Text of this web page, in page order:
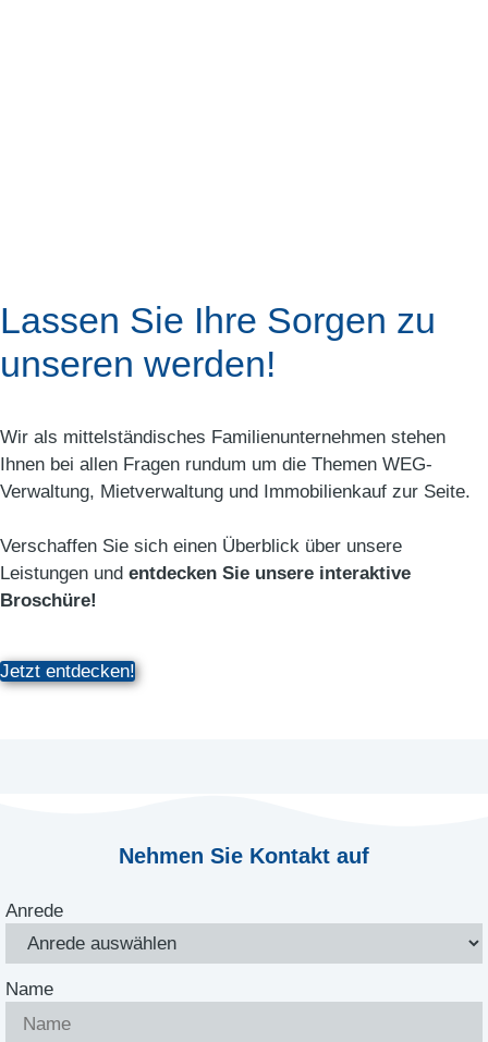
Lassen Sie Ihre Sorgen zu
unseren werden!
Wir als mittelständisches Familienunternehmen stehen
Ihnen bei allen Fragen rundum um die Themen WEG-
Verwaltung, Mietverwaltung und Immobilien­kauf zur Seite.
Verschaffen Sie sich einen Überblick über unsere
Leistungen und entdecken Sie unsere interaktive
Broschüre!
Jetzt entdecken!
Nehmen Sie Kontakt auf
Anrede
Name